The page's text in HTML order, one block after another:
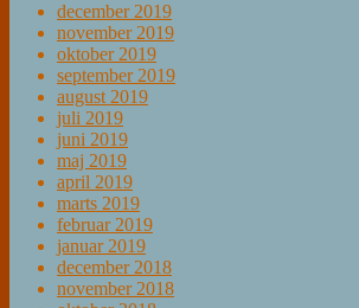
december 2019
november 2019
oktober 2019
september 2019
august 2019
juli 2019
juni 2019
maj 2019
april 2019
marts 2019
februar 2019
januar 2019
december 2018
november 2018